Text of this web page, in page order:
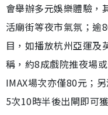
會舉辦多元娛樂體驗，
活廟街等夜市氣氛；逾
目，如播放杭州亞運及
稱，約8成戲院推夜場
IMAX場次亦僅80元；
5次10時半後出閘即可